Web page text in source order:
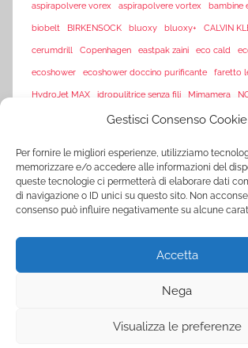
Gestisci Consenso Cookie
Per fornire le migliori esperienze, utilizziamo
memorizzare e/o accedere alle informazioni del
queste tecnologie ci permetterà di elaborare dati
di navigazione o ID unici su questo sito. Non
consenso può influire negativamente su alcune
Accetta
Nega
Visualizza le preferenze
aspirapolvere vorex aspirapolvere vortex bambine
biobelt BIRKENSOCK bluoxy bluoxy+ CALVIN
cerumdrill Copenhagen eastpak zaini eco cald
ecoshower ecoshower doccino purificante faretto
HydroJet MAX idropulitrice senza fili Mimamera
offerte flash amazon offerte lampo piscine
sarenza-it saturimetro Tagliaerba
Tasko 650 Tasko650 Tasko tagliaerba Tosaerba
UltraLED vorex vortex
www.sarenza.it